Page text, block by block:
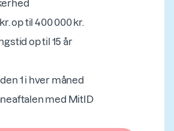
op til 400 000 kr.
op til 15 år
1 i hver måned
med MitID